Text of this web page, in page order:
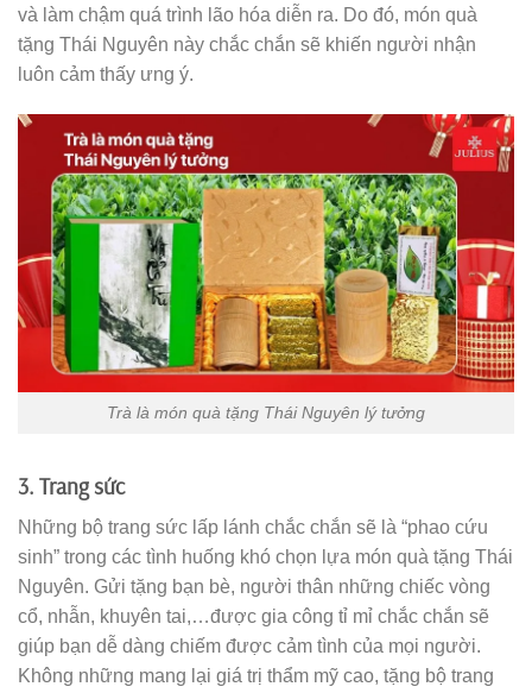
và làm chậm quá trình lão hóa diễn ra. Do đó, món quà
tặng Thái Nguyên này chắc chắn sẽ khiến người nhận
luôn cảm thấy ưng ý.
Trà là món quà tặng Thái Nguyên lý tưởng
3. Trang sức
Những bộ trang sức lấp lánh chắc chắn sẽ là “phao cứu
sinh” trong các tình huống khó chọn lựa món quà tặng Thái
Nguyên. Gửi tặng bạn bè, người thân những chiếc vòng
cổ, nhẫn, khuyên tai,…được gia công tỉ mỉ chắc chắn sẽ
giúp bạn dễ dàng chiếm được cảm tình của mọi người.
Không những mang lại giá trị thẩm mỹ cao, tặng bộ trang